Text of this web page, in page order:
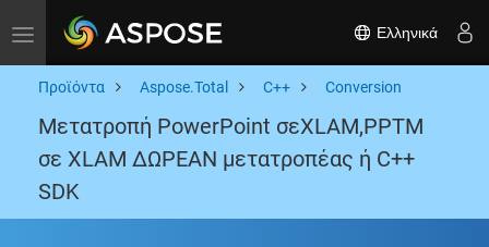
Toggle navigation Ελληνικά
Προϊόντα Aspose.Total C++ Conversion
Μετατροπή PowerPoint σεXLAM,PPTM
σε XLAM ΔΩΡΕΑΝ μετατροπέας ή C++
SDK